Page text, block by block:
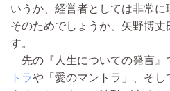
いうか、経営者としては非常に
そのためでしょうか、矢野博丈
す。
先の『人生についての発言』
トラや「愛のマントラ」、そ